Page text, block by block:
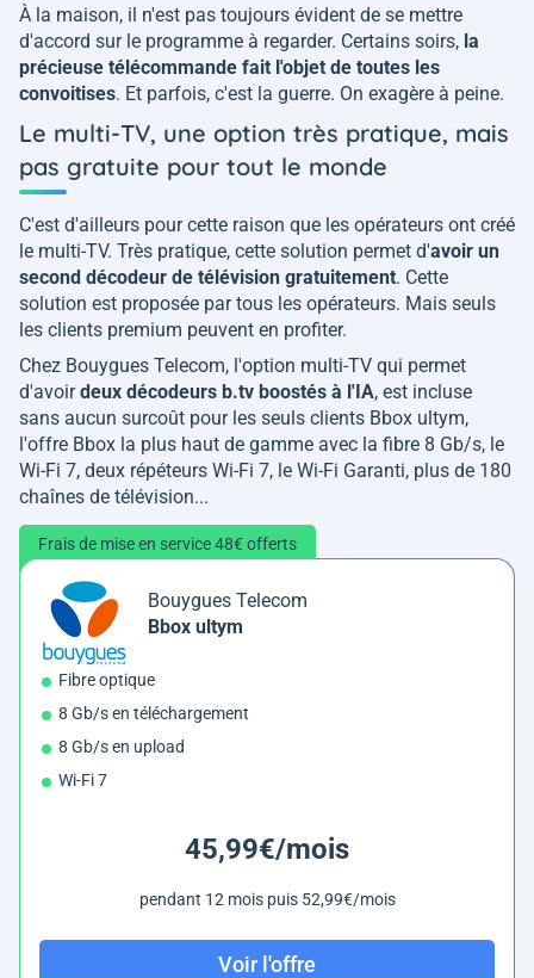
À la maison, il n'est pas toujours évident de se mettre
d'accord sur le programme à regarder. Certains soirs, la
précieuse télécommande fait l'objet de toutes les
convoitises. Et parfois, c'est la guerre. On exagère à peine.
Le multi-TV, une option très pratique, mais
pas gratuite pour tout le monde
C'est d'ailleurs pour cette raison que les opérateurs ont créé
le multi-TV. Très pratique, cette solution permet d'avoir un
second décodeur de télévision gratuitement. Cette
solution est proposée par tous les opérateurs. Mais seuls
les clients premium peuvent en profiter.
Chez Bouygues Telecom, l'option multi-TV qui permet
d'avoirdeux décodeurs b.tv boostés à l'IA, est incluse
sans aucun surcoût pour les seuls clients Bbox ultym,
l'offre Bbox la plus haut de gamme avec la fibre 8 Gb/s, le
Wi-Fi 7, deux répéteurs Wi-Fi 7, le Wi-Fi Garanti, plus de 180
chaînes de télévision...
Frais de mise en service 48€ offerts
Bouygues Telecom
Bbox ultym
Fibre optique
8 Gb/s en téléchargement
8 Gb/s en upload
Wi-Fi 7
45,99€/mois
pendant 12 mois puis 52,99€/mois
Voir l'offre